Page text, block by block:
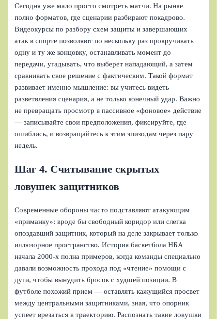
Сегодня уже мало просто смотреть матчи. На рынке
полно форматов, где сценарии разбирают покадрово.
Видеокурсы по разбору схем защиты и завершающих
атак в спорте позволяют по нескольку раз прокручивать
одну и ту же концовку, останавливать момент до
передачи, угадывать, что выберет нападающий, а затем
сравнивать свое решение с фактическим. Такой формат
развивает именно мышление: вы учитесь видеть
разветвления сценария, а не только конечный удар. Важно
не превращать просмотр в пассивное «фоновое» действие
— записывайте свои предположения, фиксируйте, где
ошиблись, и возвращайтесь к этим эпизодам через пару
недель.
Шаг 4. Считывание скрытых
ловушек защитников
Современные обороны часто подставляют атакующим
«приманку»: вроде бы свободный коридор или слегка
опоздавший защитник, который на деле закрывает только
иллюзорное пространство. История баскетбола НБА
начала 2000‑х полна примеров, когда команды специально
давали возможность прохода под «чтение» помощи с
дуги, чтобы вынудить бросок с худшей позиции. В
футболе похожий прием — оставлять кажущийся просвет
между центральными защитниками, зная, что опорник
успеет врезаться в траекторию. Распознать такие ловушки